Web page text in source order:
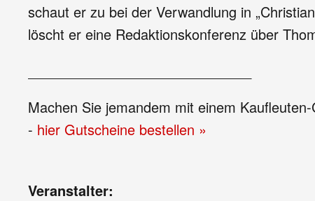
schaut er zu bei der Verwandlung in
löscht er eine Redaktionskonferenz über
Machen Sie jemandem mit einem
- hier Gutscheine bestellen »
Veranstalter: